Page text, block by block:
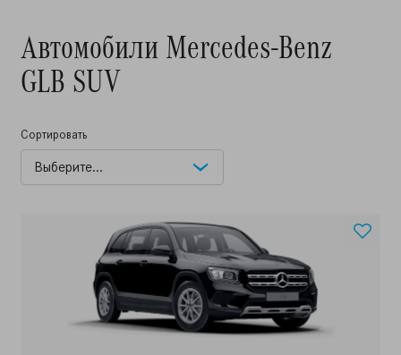
Автомобили Mercedes-Benz
GLB SUV
Сортировать